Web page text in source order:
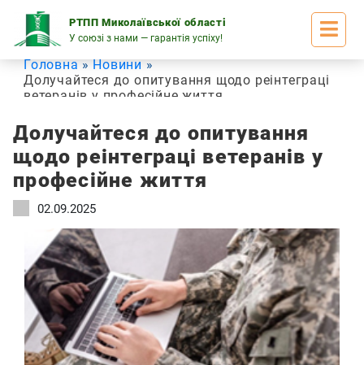
РТПП Миколаївської області
У союзі з нами — гарантія успіху!
content
Головна
Новини
Долучайтеся до опитування щодо реінтеграці
ветеранів у професійне життя
Долучайтеся до опитування
щодо реінтеграці ветеранів у
професійне життя
02.09.2025